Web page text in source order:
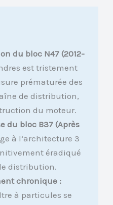
du bloc N47 (2012-
est tristement
prématurée des
de distribution,
du moteur.
du bloc B37 (Après
à l’architecture 3
éradiqué
distribution.
chronique :
à particules se